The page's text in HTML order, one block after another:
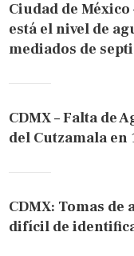
Ciudad de
está el nivel de
mediados de
CDMX – Falta de
del Cutzamala en
CDMX: Tomas
difícil de